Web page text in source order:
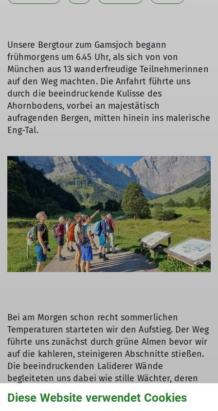
Unsere Bergtour zum Gamsjoch begann
frühmorgens um 6.45 Uhr, als sich von von
München aus 13 wanderfreudige Teilnehmerinnen
auf den Weg machten. Die Anfahrt führte uns
durch die beeindruckende Kulisse des
Ahornbodens, vorbei an majestätisch
aufragenden Bergen, mitten hinein ins malerische
Eng-Tal.
Bei am Morgen schon recht sommerlichen
Temperaturen starteten wir den Aufstieg. Der Weg
führte uns zunächst durch grüne Almen bevor wir
auf die kahleren, steinigeren Abschnitte stießen.
Die beeindruckenden Laliderer Wände
begleiteten uns dabei wie stille Wächter, deren
imposante Felsformationen uns immer wieder
innehalten und staunen ließen.
Diese Website verwendet Cookies